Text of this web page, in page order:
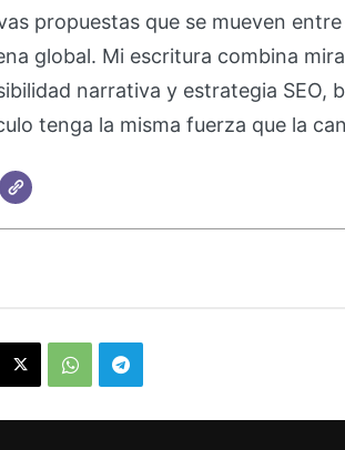
propuestas que se mueven
global. Mi escritura combina
narrativa y estrategia SEO,
tenga la misma fuerza que la